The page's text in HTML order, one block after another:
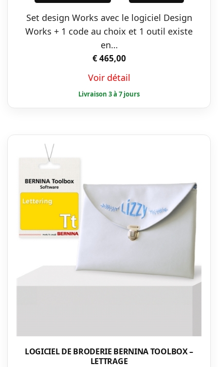
Set design Works avec le logiciel Design
Works + 1 code au choix et 1 outil existe
en…
€465,00
Voir détail
LOGICIEL DE BRODERIE BERNINA TOOLBOX –
LETTRAGE